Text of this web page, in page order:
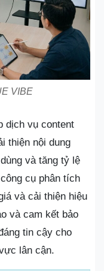
VIBE
dịch vụ content
thiện nội dung
và tăng tỷ lệ
cụ phân tích
và cải thiện hiệu
và cam kết bảo
tin cậy cho
lân cận.